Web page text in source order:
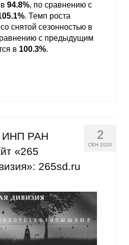
промышленного
Климатического
94.8%, по сравнению с
. Темп роста
снятой сезонностью в
с предыдущим
в 100.3%.
2
СЕН 2020
ИНП РАН
«265
265sd.ru